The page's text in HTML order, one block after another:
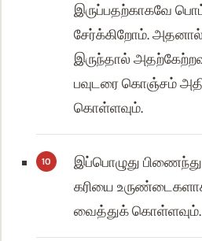
இருப்பதற்காகவே
சேர்க்கிறோம்.
இருந்தால்
பவுடரை கொஞ்சம்
கொள்ளவும்.
இப்பொழுது
கரியை உருண்டைகளாக
வைத்துக் கொள்ளவும்.